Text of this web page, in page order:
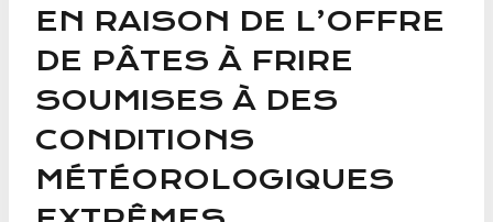
EN RAISON DE L’OFFRE
DE PÂTES À FRIRE
SOUMISES À DES
CONDITIONS
MÉTÉOROLOGIQUES